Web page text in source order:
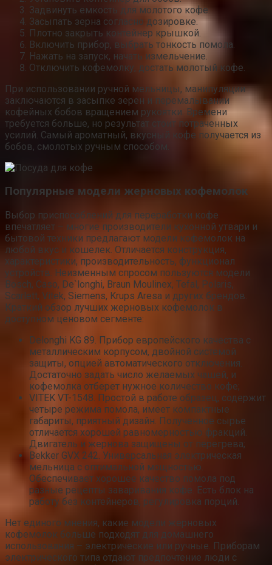
Задвинуть емкость для молотого кофе.
Засыпать зерна согласно дозировке.
Плотно закрыть контейнер крышкой.
Включить прибор, выбрать тонкость помола.
Нажать на запуск, начать измельчение.
Отключить кофемолку, достать молотый кофе.
При использовании ручной мельницы, манипуляции
заключаются в засыпке зерен и перемалывании
кофейных бобов вращением рукоятки. Времени
требуется больше, но результат стоит потраченных
усилий. Самый ароматный, вкусный кофе получается из
бобов, смолотых ручным способом.
Популярные модели жерновых кофемолок
Выбор приспособлений для переработки кофе
впечатляет – многие производители кухонной утвари и
бытовой техники предлагают модели кофемолок на
любой вкус и кошелек. Отличается конструкция,
характеристики, производительность, функционал
устройств. Неизменным спросом пользуются модели
Bosch, Caso, De`longhi, Braun Moulinex, Tefal, Polaris,
Scarlett, Vitek, Siemens, Krups Aresa и других брендов.
Краткий обзор лучших жерновых кофемолок в
доступном ценовом сегменте:
Delonghi KG 89. Прибор европейского качества с
металлическим корпусом, двойной системой
защиты, опцией автоматического отключения.
Достаточно задать число желаемых чашей, и
кофемолка отберет нужное количество кофе;
VITEK VT-1548. Простой в работе образец, содержит
четыре режима помола, имеет компактные
габариты, приятный дизайн. Полученное сырье
отличается хорошей равномерностью фракций.
Двигатель и жернова защищены от перегрева;
Bekker GVX 242. Универсальная электрическая
мельница с оптимальной мощностью.
Обеспечивает хорошее качество помола под
разные рецепты заваривания кофе. Есть блок на
работу без контейнеров, регулировка порций.
Нет единого мнения, какие модели жерновых
кофемолок больше подходят для домашнего
использования – электрические или ручные. Приборам
электрического типа отдают предпочтение люди с